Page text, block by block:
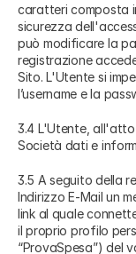
caratteri composta
sicurezza
può modificare la
registrazione
Sito. L'Utente si
l’username e la
3.4 L'Utente,
Società dati e
3.5 A seguito della
Indirizzo E-Mail un
link al quale
il proprio profilo
“ProvaSpesa”) del